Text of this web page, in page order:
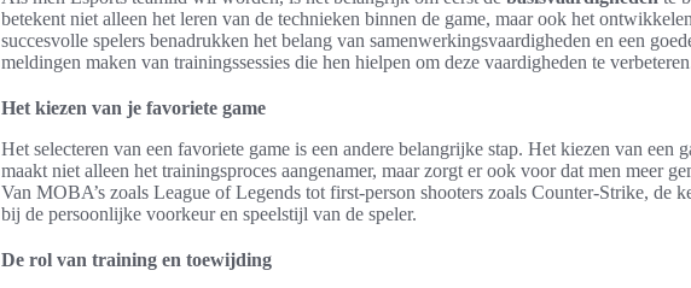
betekent niet alleen het leren van de technieken binnen de game, maar ook het
succesvolle spelers benadrukken het belang van samenwerkingsvaardigheden en een
meldingen maken van trainingssessies die hen hielpen om deze vaardigheden te
Het kiezen van je favoriete game
Het selecteren van een favoriete game is een andere belangrijke stap. Het kiezen van een
maakt niet alleen het trainingsproces aangenamer, maar zorgt er ook voor dat men meer
Van MOBA’s zoals League of Legends tot first-person shooters zoals Counter-Strike, de
bij de persoonlijke voorkeur en speelstijl van de speler.
De rol van training en toewijding